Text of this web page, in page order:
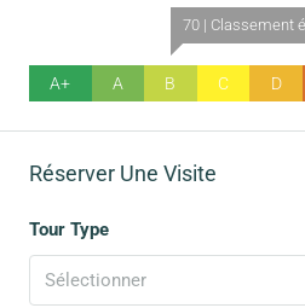
A+ A
70 | Classement
B C D
Réserver Une Visite
Tour Type
Sélectionner